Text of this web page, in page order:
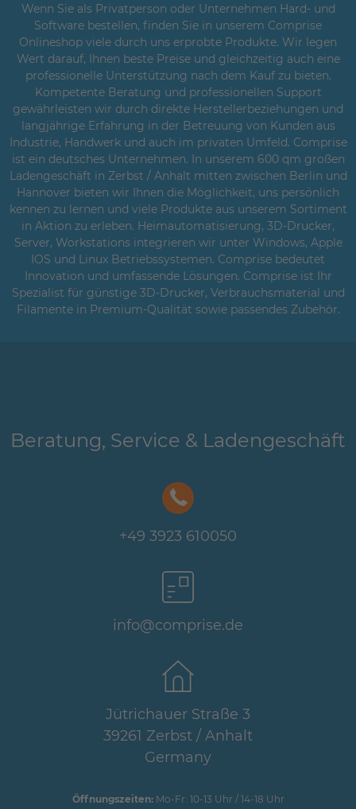
Wenn Sie als Privatperson oder Unternehmen Hard- und
Software bestellen, finden Sie in unserem Comprise
Onlineshop viele durch uns erprobte Produkte. Wir legen
Wert darauf, Ihnen beste Preise und gleichzeitig auch eine
professionelle Unterstützung nach dem Kauf zu bieten.
Kompetente Beratung und professionellen Support
gewährleisten wir durch direkte Herstellerbeziehungen und
langjährige Erfahrung in der Betreuung von Kunden aus
Industrie, Handwerk und auch im privaten Umfeld. Comprise
ist ein deutsches Unternehmen. In unserem 600 qm großen
Ladengeschäft in Zerbst / Anhalt mitten zwischen Berlin und
Hannover bieten wir Ihnen die Möglichkeit, uns persönlich
kennen zu lernen und viele Produkte aus unserem Sortiment
in Aktion zu erleben. Heimautomatisierung, 3D-Drucker,
Server, Workstations integrieren wir unter Windows, Apple
IOS und Linux Betriebssystemen. Comprise bedeutet
Innovation und umfassende Lösungen. Comprise ist Ihr
Spezialist für günstige 3D-Drucker, Verbrauchsmaterial und
Filamente in Premium-Qualität sowie passendes Zubehör.
Beratung, Service & Ladengeschäft
+49 3923 610050
info@comprise.de
Jütrichauer Straße 3
39261 Zerbst / Anhalt
Germany
Öffnungszeiten:Mo-Fr: 10-13 Uhr / 14-18 Uhr